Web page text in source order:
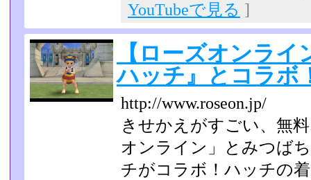
YouTubeで見る ]
【ローズオンラ
ハッチ』とコラボ
http://www.roseon.jp/
きせかえがすごい、無
オンライン」とみつば
チがコラボ！ハッチの